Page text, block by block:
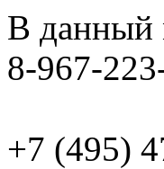
В данный
8-967-
+7 (495)